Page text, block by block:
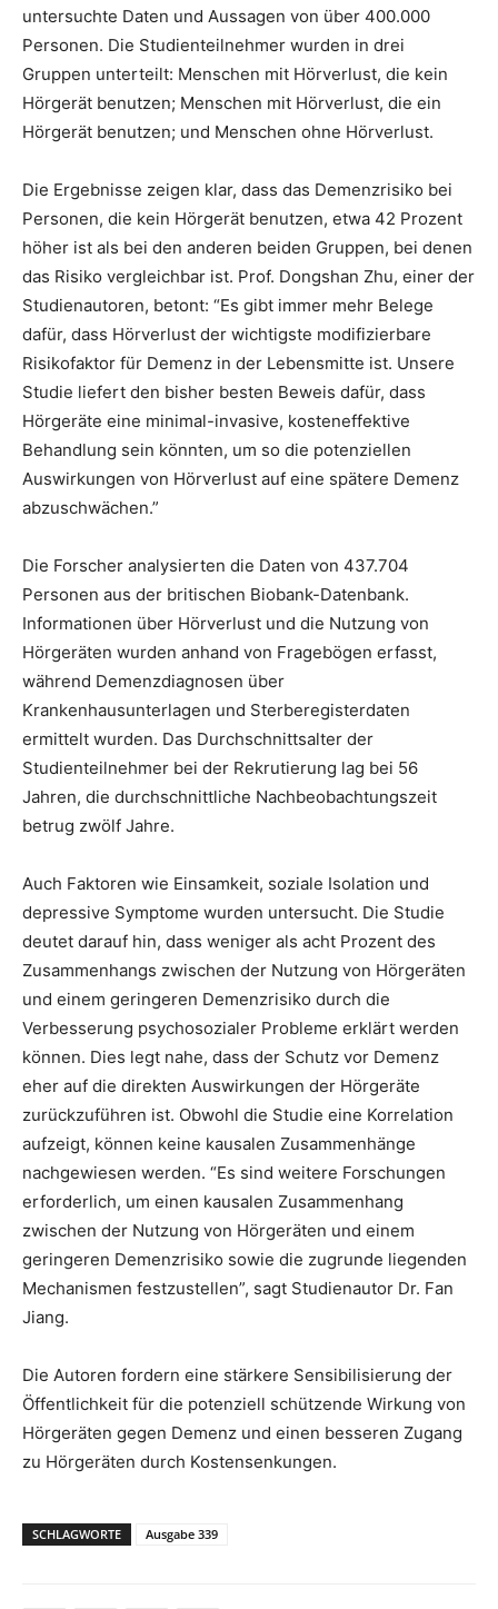
untersuchte Daten und Aussagen von über 400.000
Personen. Die Studienteilnehmer wurden in drei
Gruppen unterteilt: Menschen mit Hörverlust, die kein
Hörgerät benutzen; Menschen mit Hörverlust, die ein
Hörgerät benutzen; und Menschen ohne Hörverlust.
Die Ergebnisse zeigen klar, dass das Demenzrisiko bei
Personen, die kein Hörgerät benutzen, etwa 42 Prozent
höher ist als bei den anderen beiden Gruppen, bei denen
das Risiko vergleichbar ist. Prof. Dongshan Zhu, einer der
Studienautoren, betont: “Es gibt immer mehr Belege
dafür, dass Hörverlust der wichtigste modifizierbare
Risikofaktor für Demenz in der Lebensmitte ist. Unsere
Studie liefert den bisher besten Beweis dafür, dass
Hörgeräte eine minimal-invasive, kosteneffektive
Behandlung sein könnten, um so die potenziellen
Auswirkungen von Hörverlust auf eine spätere Demenz
abzuschwächen.”
Die Forscher analysierten die Daten von 437.704
Personen aus der britischen Biobank-Datenbank.
Informationen über Hörverlust und die Nutzung von
Hörgeräten wurden anhand von Fragebögen erfasst,
während Demenzdiagnosen über
Krankenhausunterlagen und Sterberegisterdaten
ermittelt wurden. Das Durchschnittsalter der
Studienteilnehmer bei der Rekrutierung lag bei 56
Jahren, die durchschnittliche Nachbeobachtungszeit
betrug zwölf Jahre.
Auch Faktoren wie Einsamkeit, soziale Isolation und
depressive Symptome wurden untersucht. Die Studie
deutet darauf hin, dass weniger als acht Prozent des
Zusammenhangs zwischen der Nutzung von Hörgeräten
und einem geringeren Demenzrisiko durch die
Verbesserung psychosozialer Probleme erklärt werden
können. Dies legt nahe, dass der Schutz vor Demenz
eher auf die direkten Auswirkungen der Hörgeräte
zurückzuführen ist. Obwohl die Studie eine Korrelation
aufzeigt, können keine kausalen Zusammenhänge
nachgewiesen werden. “Es sind weitere Forschungen
erforderlich, um einen kausalen Zusammenhang
zwischen der Nutzung von Hörgeräten und einem
geringeren Demenzrisiko sowie die zugrunde liegenden
Mechanismen festzustellen”, sagt Studienautor Dr. Fan
Jiang.
Die Autoren fordern eine stärkere Sensibilisierung der
Öffentlichkeit für die potenziell schützende Wirkung von
Hörgeräten gegen Demenz und einen besseren Zugang
zu Hörgeräten durch Kostensenkungen.
SCHLAGWORTE Ausgabe 339